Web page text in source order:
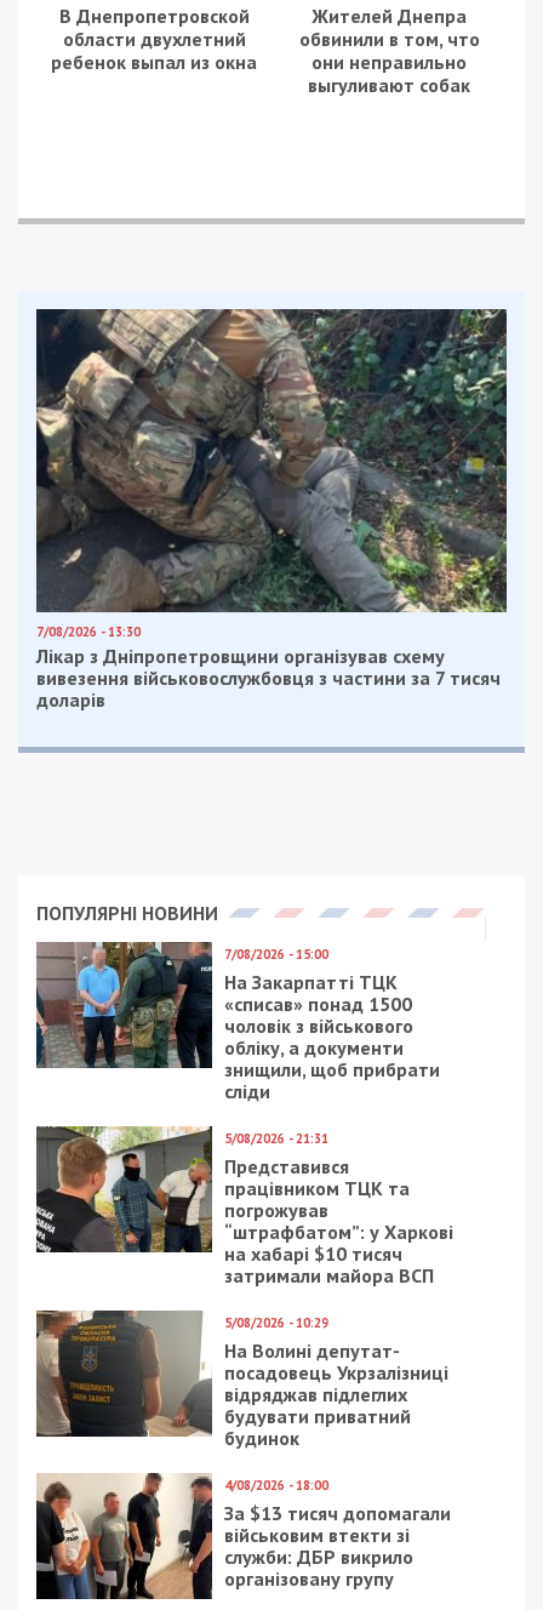
Ранее мы писали о том, что
в Днепре больница, в
которой спасают бойцов с Востока, закрыта на
карантин, и вДнепре закрывают вокзалы из-за
Facebook
TelegramWhatsApp
ViberEmail
Категории:Головне за день,Суспільство|
Метки:
коронавирус
Рекламні блоки дають нам змогу
Приєднатися
Читайте також
Предыдущая статья:
В Днепре больница, в которой спасают
бойцов с Востока, закрыта на карантин
Следующая статья:
“Зеленые” ведут страну к коллапсу:
президенту